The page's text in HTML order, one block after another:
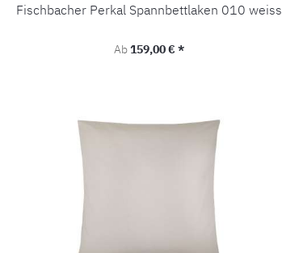
Fischbacher Perkal Spannbettlaken 010 weiss
Regulärer Preis:
Ab159,00 € *